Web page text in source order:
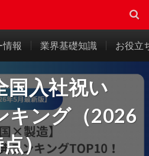
情報 業界基礎知識 お役立
国入社祝い
キング（2026
）